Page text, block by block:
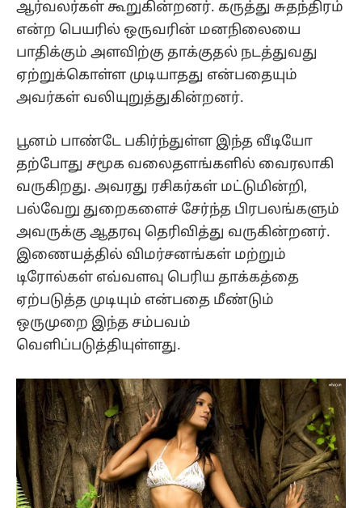
ஆர்வலர்கள் கூறுகின்றனர். கருத்து சுதந்திரம்
என்ற பெயரில் ஒருவரின் மனநிலையை
பாதிக்கும் அளவிற்கு தாக்குதல் நடத்துவது
ஏற்றுக்கொள்ள முடியாதது என்பதையும்
அவர்கள் வலியுறுத்துகின்றனர்.
பூனம் பாண்டே பகிர்ந்துள்ள இந்த வீடியோ
தற்போது சமூக வலைதளங்களில் வைரலாகி
வருகிறது. அவரது ரசிகர்கள் மட்டுமின்றி,
பல்வேறு துறைகளைச் சேர்ந்த பிரபலங்களும்
அவருக்கு ஆதரவு தெரிவித்து வருகின்றனர்.
இணையத்தில் விமர்சனங்கள் மற்றும்
டிரோல்கள் எவ்வளவு பெரிய தாக்கத்தை
ஏற்படுத்த முடியும் என்பதை மீண்டும்
ஒருமுறை இந்த சம்பவம்
வெளிப்படுத்தியுள்ளது.